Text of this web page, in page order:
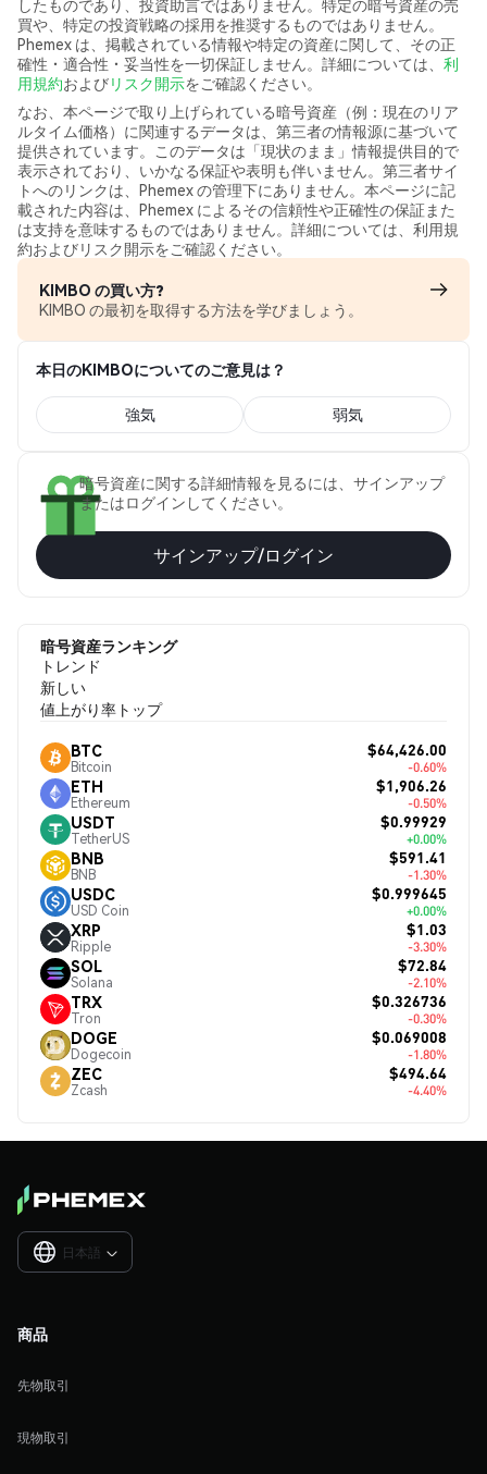
したものであり、投資助言ではありません。特定の暗号資産の売
買や、特定の投資戦略の採用を推奨するものではありません。
Phemex は、掲載されている情報や特定の資産に関して、その正
確性・適合性・妥当性を一切保証しません。詳細については、 利
用規約およびリスク開示をご確認ください。
なお、本ページで取り上げられている暗号資産（例：現在のリア
ルタイム価格）に関連するデータは、第三者の情報源に基づいて
提供されています。このデータは「現状のまま」情報提供目的で
表示されており、いかなる保証や表明も伴いません。第三者サイ
トへのリンクは、Phemex の管理下にありません。本ページに記
載された内容は、Phemex によるその信頼性や正確性の保証また
は支持を意味するものではありません。詳細については、利用規
約およびリスク開示をご確認ください。
KIMBO の買い方?
KIMBO の最初を取得する方法を学びましょう。
本日のKIMBOについてのご意見は？
強気 弱気
暗号資産に関する詳細情報を見るには、サインアップ
またはログインしてください。
サインアップ/ログイン
暗号資産ランキング
トレンド
新しい
値上がり率トップ
BTC
Bitcoin
$64,426.00
-0.60%
ETH
Ethereum
$1,906.26
-0.50%
USDT
TetherUS
$0.99929
+0.00%
BNB
BNB
$591.41
-1.30%
USDC
USD Coin
$0.999645
+0.00%
XRP
Ripple
$1.03
-3.30%
SOL
Solana
$72.84
-2.10%
TRX
Tron
$0.326736
-0.30%
DOGE
Dogecoin
$0.069008
-1.80%
ZEC
Zcash
$494.64
-4.40%
日本語 
商品
先物取引
現物取引